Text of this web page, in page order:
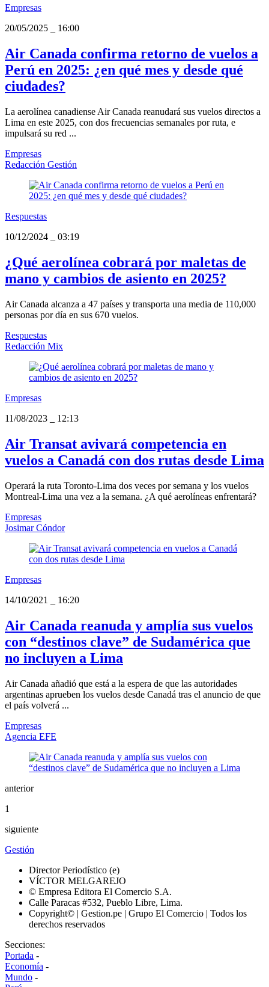
Empresas
20/05/2025
16:00
Air Canada confirma retorno de vuelos a
Perú en 2025: ¿en qué mes y desde qué
ciudades?
La aerolínea canadiense Air Canada reanudará sus vuelos directos a
Lima en este 2025, con dos frecuencias semanales por ruta, e
impulsará su red ...
Empresas
Redacción Gestión
Respuestas
10/12/2024
03:19
¿Qué aerolínea cobrará por maletas de
mano y cambios de asiento en 2025?
Air Canada alcanza a 47 países y transporta una media de 110,000
personas por día en sus 670 vuelos.
Respuestas
Redacción Mix
Empresas
11/08/2023
12:13
Air Transat avivará competencia en
vuelos a Canadá con dos rutas desde Lima
Operará la ruta Toronto-Lima dos veces por semana y los vuelos
Montreal-Lima una vez a la semana. ¿A qué aerolíneas enfrentará?
Empresas
Josimar Cóndor
Empresas
14/10/2021
16:20
Air Canada reanuda y amplía sus vuelos
con “destinos clave” de Sudamérica que
no incluyen a Lima
Air Canada añadió que está a la espera de que las autoridades
argentinas aprueben los vuelos desde Canadá tras el anuncio de que
el país volverá ...
Empresas
Agencia EFE
anterior
1
siguiente
Gestión
Director Periodístico (e)
VÍCTOR MELGAREJO
© Empresa Editora El Comercio S.A.
Calle Paracas #532, Pueblo Libre, Lima.
Copyright© | Gestion.pe | Grupo El Comercio | Todos los
derechos reservados
Secciones:
Portada -
Economía -
Mundo -